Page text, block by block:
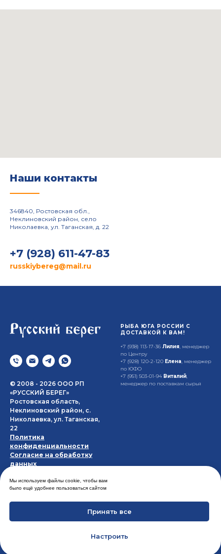
Наши контакты
346840, Ростовская обл.,
Неклиновский район, село
Николаевка, ул. Таганская, д. 22
+7 (928) 611-47-83
russkiybereg@mail.ru
Мы используем файлы cookie, чтобы вам
было ещё удобнее пользоваться сайтом
Принять все
Настроить
© 2008 - 2026 ООО РП
«РУССКИЙ БЕРЕГ»
Ростовская область,
Неклиновский район, с.
Николаевка, ул. Таганская,
22
Политика
конфиденциальности
Согласие на обработку
данных
РЫБА ЮГА РОССИИ С
ДОСТАВКОЙ К ВАМ!
+7 (938) 113-17-36 Лилия, менеджер
по Центру
+7 (928) 120-2-120 Елена, менеджер
по ЮФО
+7 (951) 503-01-94 Виталий,
менеджер по поставкам сырья
+7 (928) 611-47-83 Константин,